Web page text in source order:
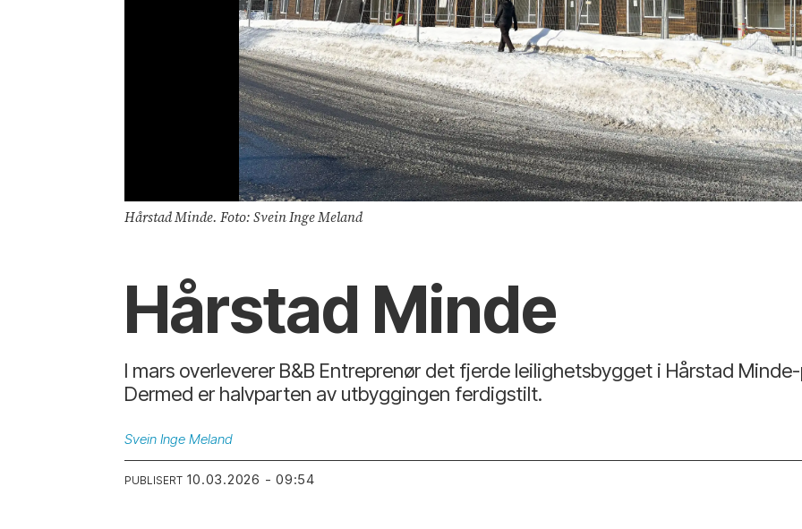
Hårstad Minde. Foto: Svein Inge Meland
Hårstad Minde
I mars overleverer B&B Entreprenør det fjerde leilighetsbygget i Hårstad
Dermed er halvparten av utbyggingen ferdigstilt.
Svein Inge Meland
PUBLISERT 10.03.2026 - 09:54